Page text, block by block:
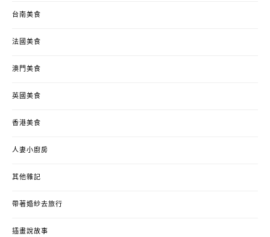
台南美食
法國美食
澳門美食
英國美食
香港美食
人妻小廚房
其他雜記
帶著婚紗去旅行
插畫說故事